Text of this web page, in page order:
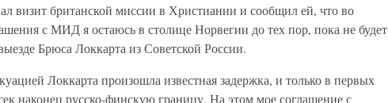
визит британской миссии в Христиании и сообщил ей, что во
с МИД я остаюсь в столице Норвегии до тех пор, пока не будет
Брюса Локкарта из Советской России.
Локкарта произошла известная задержка, и только в первых
наконец русско-финскую границу. На этом мое соглашение с